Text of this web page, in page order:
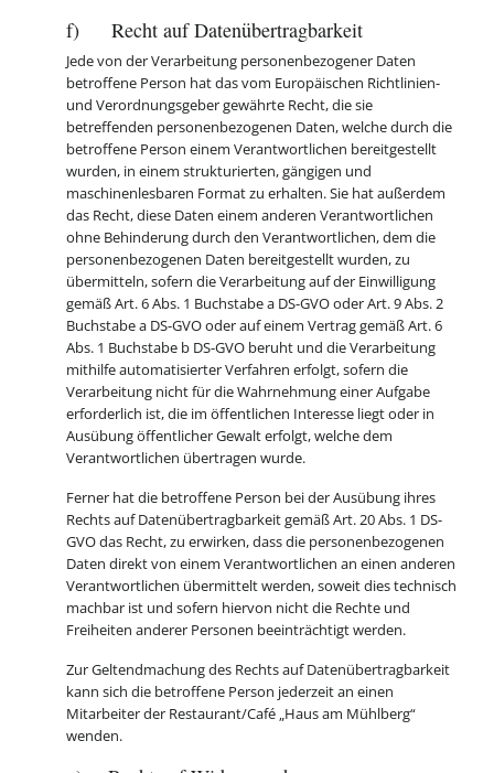
f) Recht auf Datenübertragbarkeit
Jede von der Verarbeitung personenbezogener Daten
betroffene Person hat das vom Europäischen Richtlinien-
und Verordnungsgeber gewährte Recht, die sie
betreffenden personenbezogenen Daten, welche durch die
betroffene Person einem Verantwortlichen bereitgestellt
wurden, in einem strukturierten, gängigen und
maschinenlesbaren Format zu erhalten. Sie hat außerdem
das Recht, diese Daten einem anderen Verantwortlichen
ohne Behinderung durch den Verantwortlichen, dem die
personenbezogenen Daten bereitgestellt wurden, zu
übermitteln, sofern die Verarbeitung auf der Einwilligung
gemäß Art. 6 Abs. 1 Buchstabe a DS-GVO oder Art. 9 Abs. 2
Buchstabe a DS-GVO oder auf einem Vertrag gemäß Art. 6
Abs. 1 Buchstabe b DS-GVO beruht und die Verarbeitung
mithilfe automatisierter Verfahren erfolgt, sofern die
Verarbeitung nicht für die Wahrnehmung einer Aufgabe
erforderlich ist, die im öffentlichen Interesse liegt oder in
Ausübung öffentlicher Gewalt erfolgt, welche dem
Verantwortlichen übertragen wurde.
Ferner hat die betroffene Person bei der Ausübung ihres
Rechts auf Datenübertragbarkeit gemäß Art. 20 Abs. 1 DS-
GVO das Recht, zu erwirken, dass die personenbezogenen
Daten direkt von einem Verantwortlichen an einen anderen
Verantwortlichen übermittelt werden, soweit dies technisch
machbar ist und sofern hiervon nicht die Rechte und
Freiheiten anderer Personen beeinträchtigt werden.
Zur Geltendmachung des Rechts auf Datenübertragbarkeit
kann sich die betroffene Person jederzeit an einen
Mitarbeiter der Restaurant/Café „Haus am Mühlberg“
wenden.